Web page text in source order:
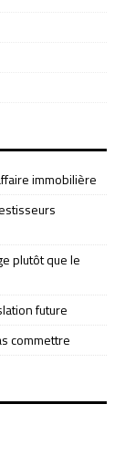
immobilière
plutôt que le
future
commettre